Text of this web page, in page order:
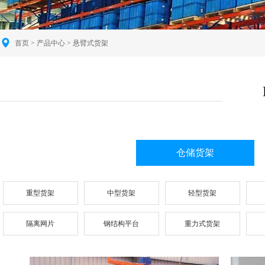
首页 > 产品中心 > 悬臂式货架
仓储货架
重型货架 中型货架 轻型货架
隔离网片 钢结构平台 重力式货架